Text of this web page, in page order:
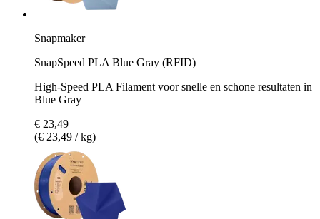
Snapmaker
SnapSpeed PLA Blue Gray (RFID)
High-Speed PLA Filament voor snelle en schone resultaten in
Blue Gray
€ 23,49
(€ 23,49 / kg)